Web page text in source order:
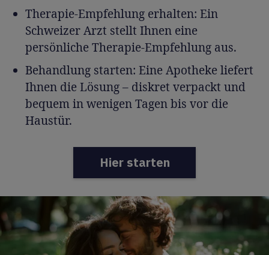
Therapie-Empfehlung erhalten: Ein
Schweizer Arzt stellt Ihnen eine
persönliche Therapie-Empfehlung aus.
Behandlung starten: Eine Apotheke liefert
Ihnen die Lösung – diskret verpackt und
bequem in wenigen Tagen bis vor die
Haustür.
Hier starten